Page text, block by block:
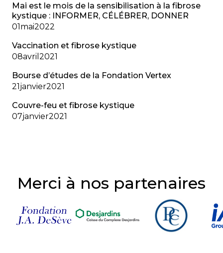
Mai est le mois de la sensibilisation à la fibrose
kystique : INFORMER, CÉLÉBRER, DONNER
01mai2022
Vaccination et fibrose kystique
08avril 2021
Bourse d’études de la Fondation Vertex
21janvier2021
Couvre-feu et fibrose kystique
07janvier2021
Merci à nos partenaires